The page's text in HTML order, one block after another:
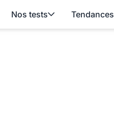
Nos tests Tendances